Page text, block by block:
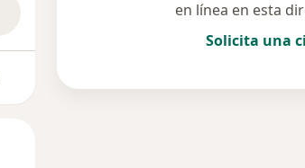
en línea en esta
Solicita una